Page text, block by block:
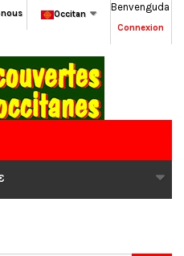
Benvenguda
Connexion
Occitan